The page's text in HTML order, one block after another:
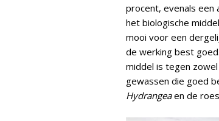
procent, evenals een
het biologische
mooi voor een
de werking best
middel is tegen
gewassen die goed
Hydrangeaen de